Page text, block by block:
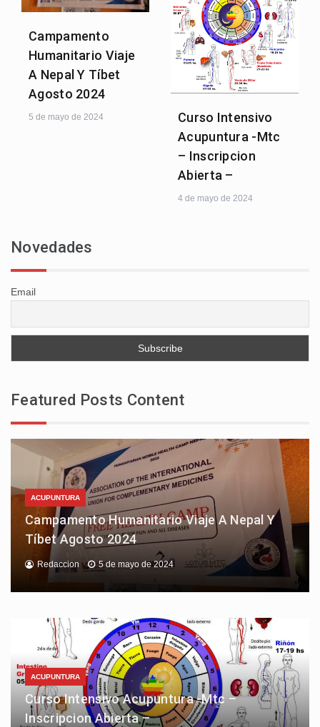
Campamento
Humanitario Viaje
A Nepal Y Tíbet
Agosto 2024
5 de mayo de 2024
Curso Intensivo
Acupuntura -Mtc
– Inscripcion
Abierta –
4 de mayo de 2024
Novedades
Email
Featured Posts Content
ACUPUNTURA
Campamento Humanitario Viaje A Nepal Y
Tíbet Agosto 2024
Redaccion 5 de mayo de 2024
ACUPUNTURA
Curso Intensivo Acupuntura -Mtc –
Inscripcion Abierta –